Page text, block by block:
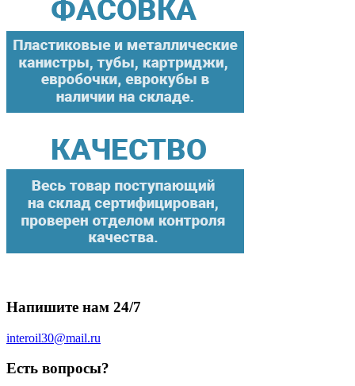
Напишите нам 24/7
interoil30@mail.ru
Есть вопросы?